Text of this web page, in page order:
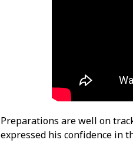
Preparations are well on
expressed his confidence in